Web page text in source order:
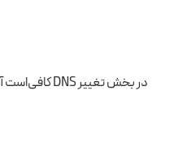
در بخش تغییر DNS کافی‌است آدرس نیم سرورهایی که شرکت هاستینگ قبلا به شما ایمیل کرده بود را وارد کنید.